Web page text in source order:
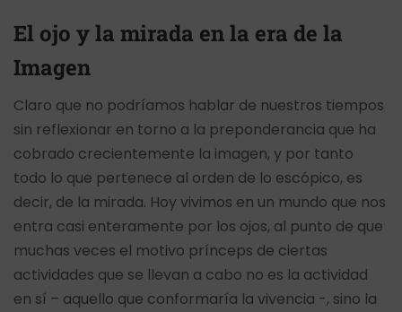
El ojo y la mirada en la era de la
Imagen
Claro que no podríamos hablar de nuestros tiempos
sin reflexionar en torno a la preponderancia que ha
cobrado crecientemente la imagen, y por tanto
todo lo que pertenece al orden de lo escópico, es
decir, de la mirada. Hoy vivimos en un mundo que nos
entra casi enteramente por los ojos, al punto de que
muchas veces el motivo prínceps de ciertas
actividades que se llevan a cabo no es la actividad
en sí – aquello que conformaría la vivencia -, sino la